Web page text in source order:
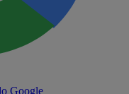
Google